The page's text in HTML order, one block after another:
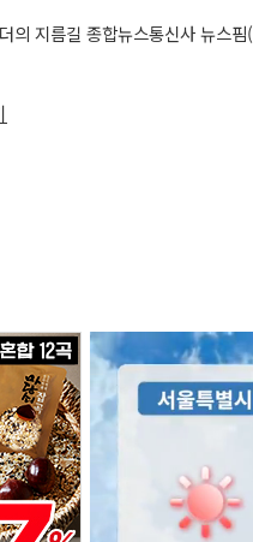
의 지름길 종합뉴스통신사 뉴스